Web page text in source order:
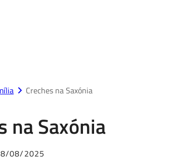
Creches na Saxónia
na Saxónia
08/2025